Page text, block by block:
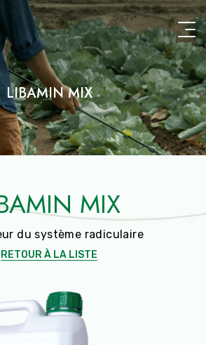
LIBAMIN MIX
MIX
du système radiculaire
RETOUR À LA LISTE